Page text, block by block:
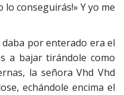
lo conseguirás!» Y yo me
por enterado era el
a bajar tirándole como
la señora Vhd Vhd
echándole encima el